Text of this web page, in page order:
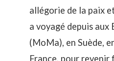
allégorie de la paix
a voyagé depuis aux
(MoMa), en Suède,
France, pour revenir